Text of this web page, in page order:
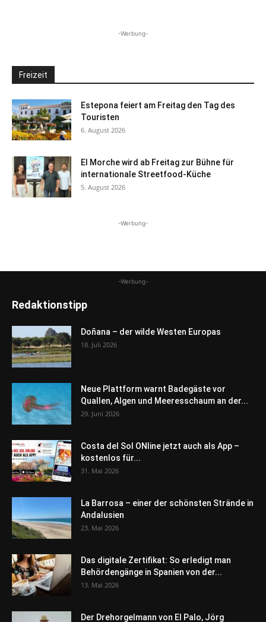
-Werbung-
Freizeit
Estepona feiert am Freitag den Tag des
Touristen
6. August 2026
El Morche wird ab Freitag zur Bühne für
internationale Streetfood-Küche
5. August 2026
-Werbung-
-Werbung-
Redaktionstipp
Doñana – der wilde Westen Europas
18. Juli 2026
Neue Plattform warnt Badegäste vor
Quallen, Algen und Meeresschaum an der...
29. Juni 2026
Costa del Sol ONline jetzt auch als App –
kostenlos für...
31. Mai 2026
La Barrosa – einer der schönsten Strände in
Andalusien
23. Mai 2026
Das digitale Zertifikat: So erledigt man
Behördengänge in Spanien von der...
13. Mai 2026
Der Drehorgelmann von El Palo, Jörg